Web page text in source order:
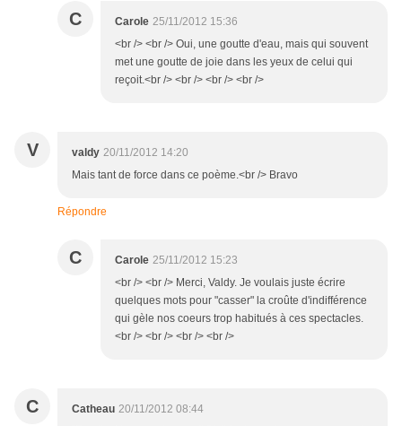
C Carole 25/11/2012 15:36
<br /> <br /> Oui, une goutte d'eau, mais qui souvent
met une goutte de joie dans les yeux de celui qui
reçoit.<br /> <br /> <br /> <br />
V valdy 20/11/2012 14:20
Mais tant de force dans ce poème.<br /> Bravo
Répondre
C Carole 25/11/2012 15:23
<br /> <br /> Merci, Valdy. Je voulais juste écrire
quelques mots pour "casser" la croûte d'indifférence
qui gèle nos coeurs trop habitués à ces spectacles.
<br /> <br /> <br /> <br />
C Catheau 20/11/2012 08:44